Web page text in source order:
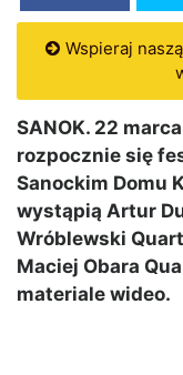
Wspieraj
SANOK. 22
rozpocznie się
Sanockim Domu
wystąpią Artur
Wróblewski
Maciej Obara
materiale wideo.